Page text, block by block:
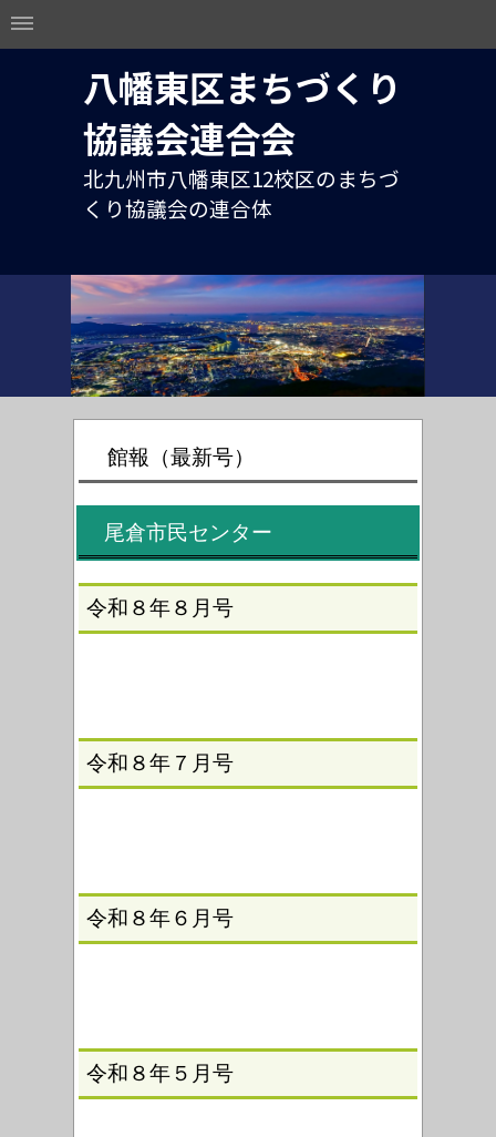
八幡東区まちづくり
協議会連合会
北九州市八幡東区12校区のまちづ
くり協議会の連合体
館報（最新号）
尾倉市民センター
令和８年８月号
令和８年７月号
令和８年６月号
令和８年５月号